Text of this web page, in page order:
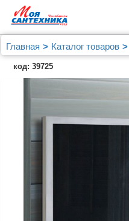
Главная Каталог товаров
Зеркала
Зеркало Jacob Delafon
код: 39725